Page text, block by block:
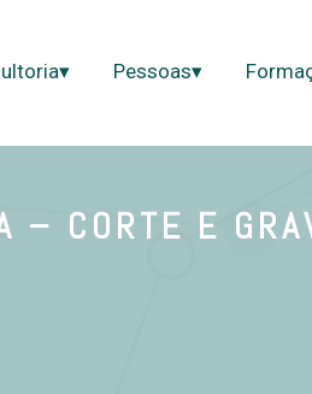
Pessoas▾
– CORTE E